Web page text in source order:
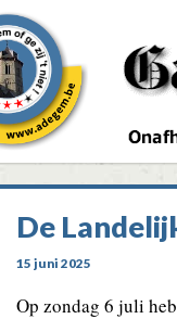
De
15 juni 2025
Op zondag 6 juli